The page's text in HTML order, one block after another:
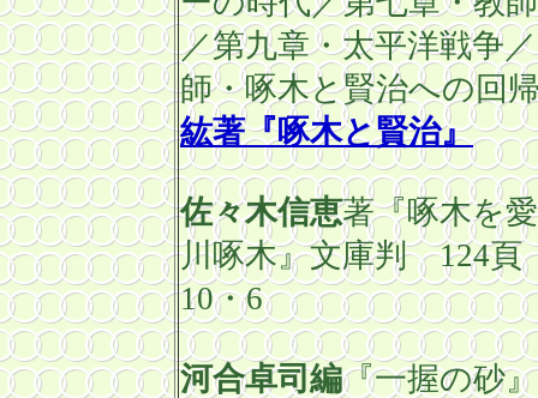
／第九章・太平洋戦争
師・啄木と賢治への
紘著『啄木と賢治』
佐々木信恵著『啄木を
川啄木』文庫判124
10・6
河合卓司編『一握の砂